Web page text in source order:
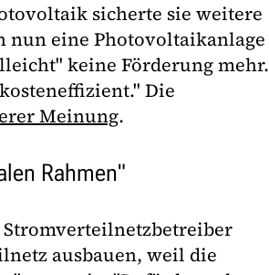
sicherte sie weitere
nun eine Photovoltaikanlage
keine Förderung mehr.
Die
Meinung.
Rahmen"
Stromverteilnetzbetreiber
ausbauen, weil die